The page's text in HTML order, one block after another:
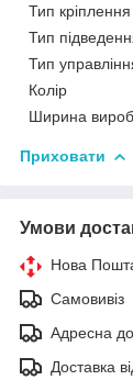
Тип кріплення
Тип
Тип
Колір
Ширина
Приховати
Умови
Нова
Самовивіз
Адресна
Доставка